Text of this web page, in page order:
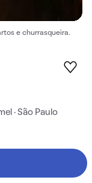
e churrasqueira.
· São Paulo